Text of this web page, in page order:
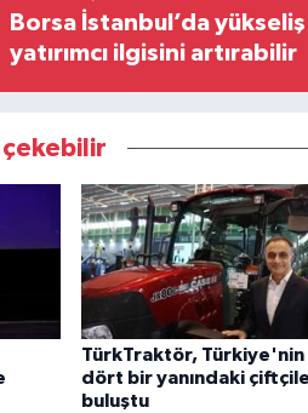
Borsa İstanbul’da
yatırımcı ilgisini artırabilir
çekebilir
TürkTraktör, Türkiye'nin
dört bir yanındaki
buluştu